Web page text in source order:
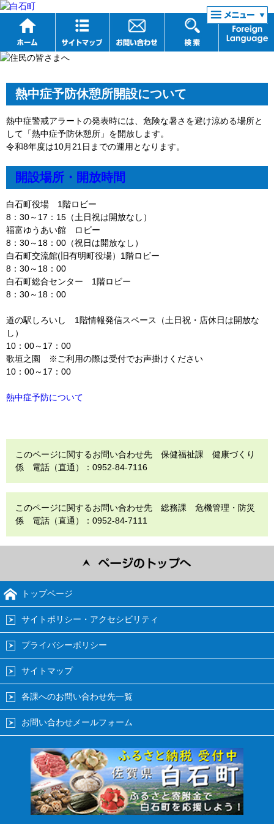
リンク集
熱中症予防休憩所開設について
熱中症警戒アラートの発表時には、危険な暑さを避け涼める場所と
して「熱中症予防休憩所」を開放します。
令和8年度は10月21日までの運用となります。
開設場所・開放時間
白石町役場 1階ロビー
8：30～17：15（土日祝は開放なし）
福富ゆうあい館 ロビー
8：30～18：00（祝日は開放なし）
白石町交流館(旧有明町役場）1階ロビー
8：30～18：00
白石町総合センター 1階ロビー
8：30～18：00
道の駅しろいし 1階情報発信スペース（土日祝・店休日は開放な
し）
10：00～17：00
歌垣之園 ※ご利用の際は受付でお声掛けください
10：00～17：00
熱中症予防について
このページに関するお問い合わせ先 保健福祉課 健康づくり
係 電話（直通）：0952-84-7116
このページに関するお問い合わせ先 総務課 危機管理・防災
係 電話（直通）：0952-84-7111
トップページ
サイトポリシー・アクセシビリティ
プライバシーポリシー
サイトマップ
各課へのお問い合わせ先一覧
お問い合わせメールフォーム